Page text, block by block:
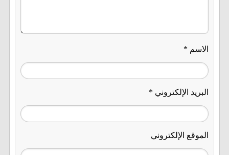
الاسم *
البريد الإلكتروني *
الموقع الإلكتروني